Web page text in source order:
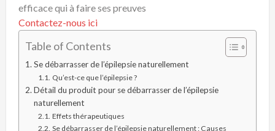
efficace qui à faire ses preuves
Contactez-nous ici
Table of Contents
Se débarrasser de l’épilepsie naturellement
Qu’est-ce que l’épilepsie ?
Détail du produit pour se débarrasser de l’épilepsie
naturellement
Effets thérapeutiques
Se débarrasser de l’épilepsie naturellement : Causes